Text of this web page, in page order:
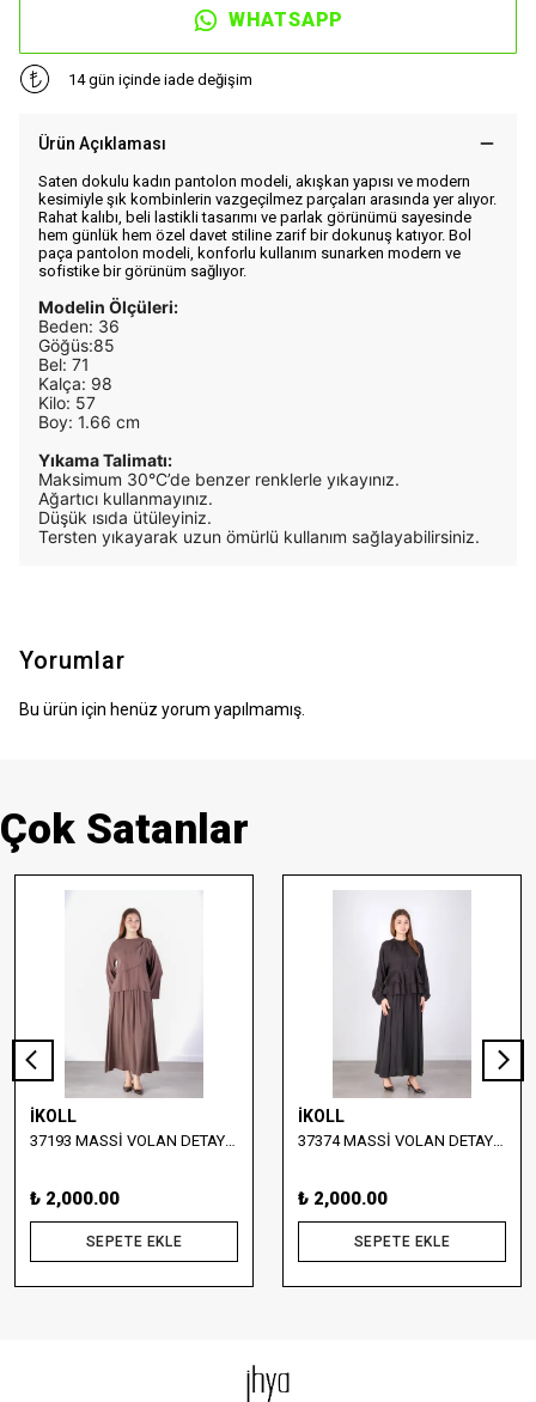
WHATSAPP
14 gün içinde iade değişim
Ürün Açıklaması
Saten dokulu kadın pantolon modeli, akışkan yapısı ve modern
kesimiyle şık kombinlerin vazgeçilmez parçaları arasında yer alıyor.
Rahat kalıbı, beli lastikli tasarımı ve parlak görünümü sayesinde
hem günlük hem özel davet stiline zarif bir dokunuş katıyor. Bol
paça pantolon modeli, konforlu kullanım sunarken modern ve
sofistike bir görünüm sağlıyor.
Modelin Ölçüleri:
Beden: 36
Göğüs:85
Bel: 71
Kalça: 98
Kilo: 57
Boy: 1.66 cm
Yıkama Talimatı:
Maksimum 30°C’de benzer renklerle yıkayınız.
Ağartıcı kullanmayınız.
Düşük ısıda ütüleyiniz.
Tersten yıkayarak uzun ömürlü kullanım sağlayabilirsiniz.
Yorumlar
Bu ürün için henüz yorum yapılmamış.
Çok Satanlar
İKOLL
37193 MASSİ VOLAN DETAYLI BLUZ VE ETEK TAKIM
₺ 2,000.00
SEPETE EKLE
İKOLL
37374 MASSİ VOLAN DETAYLI BLUZ VE UZUN ETEK TAKIM
₺ 2,000.00
SEPETE EKLE